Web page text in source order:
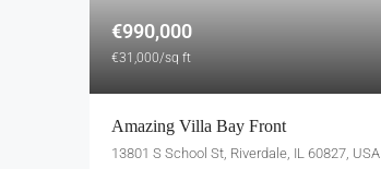
€990,000
€31,000/sq ft
Amazing Villa Bay Front
13801 S School St, Riverdale, IL 60827, USA